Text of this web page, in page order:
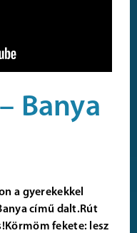
Banya
a gyerekekkel
című dalt.Rút
fekete: lesz